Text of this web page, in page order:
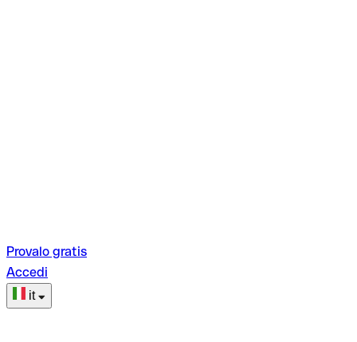
Provalo gratis
Accedi
it